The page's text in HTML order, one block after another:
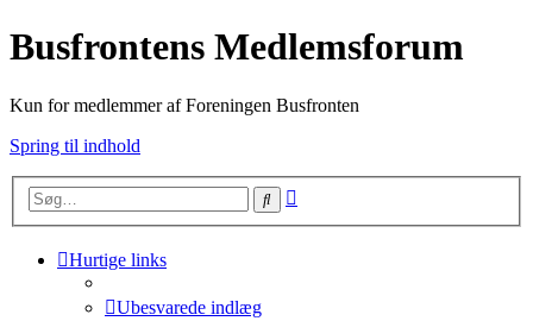
Busfrontens Medlemsforum
Kun for medlemmer af Foreningen Busfronten
Spring til indhold
Søg
Hurtige links
Ubesvarede indlæg